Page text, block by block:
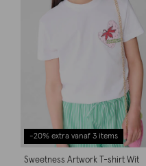
-20% extra vanaf 3 items
Sweetness Artwork T-shirt Wit